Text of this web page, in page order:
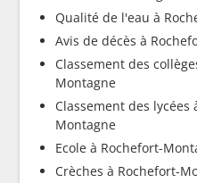
Qualité de l'eau à
Avis de décès à
Classement des
Montagne
Classement des lycées
Montagne
Ecole à Rochefort-
Crèches à Rochefort-